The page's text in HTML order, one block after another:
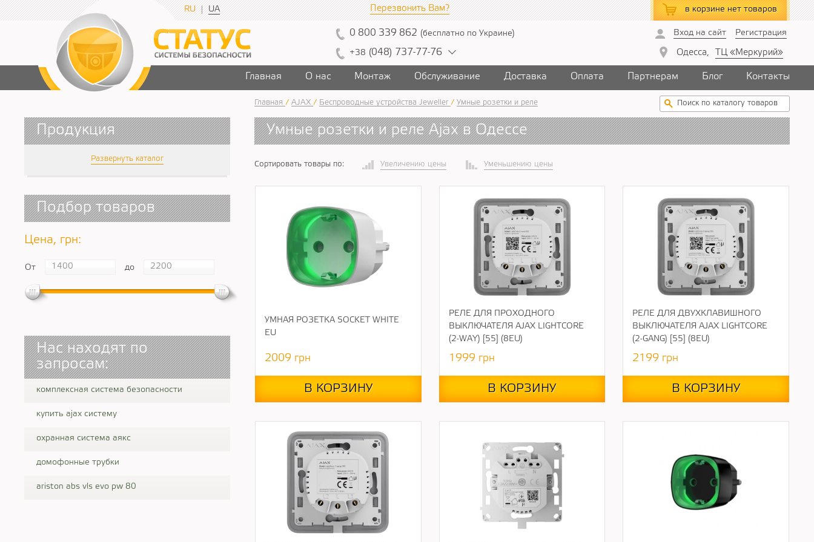
в корзине нет товаров
RU UA Перезвонить Вам?
0 800 339 862 (бесплатно по Украине)
+38 (048) 737-7 7-76
Вход на сайт Регистрация
Одесса, ТЦ «Меркурий»
Главная О нас Монтаж Обслуживание Доставка Оплата Партнерам Блог Контакты
Продукция
Развернуть каталог
Подбор товаров
Цена, грн:
От до
Нас находят по
запросам:
комплексная система безопасности
купить ajax систему
охранная система аякс
домофонные трубки
ariston abs vls evo pw 80
Главная / AJAX / Беспроводные устройства Jeweller / Умные розетки и реле
Умные розетки и реле Ajax в Одессе
Сортировать товары по: Увеличению цены Уменьшению цены
УМНАЯ РОЗЕТКА SOCKET WHITE
EU
2009 грн
В КОРЗИНУ
РЕЛЕ ДЛЯ ПРОХОДНОГО
ВЫКЛЮЧАТЕЛЯ AJAX LIGHTCORE
(2-WAY) [55] (8EU)
1999 грн
В КОРЗИНУ
РЕЛЕ ДЛЯ ДВУХКЛАВИШНОГО
ВЫКЛЮЧАТЕЛЯ AJAX LIGHTCORE
(2-GANG) [55] (8EU)
2199 грн
В КОРЗИНУ